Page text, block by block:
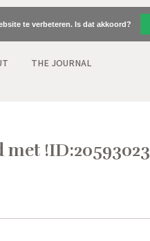
THE JOURNAL
!ID:20593023
te verbeteren. Is dat akkoord?